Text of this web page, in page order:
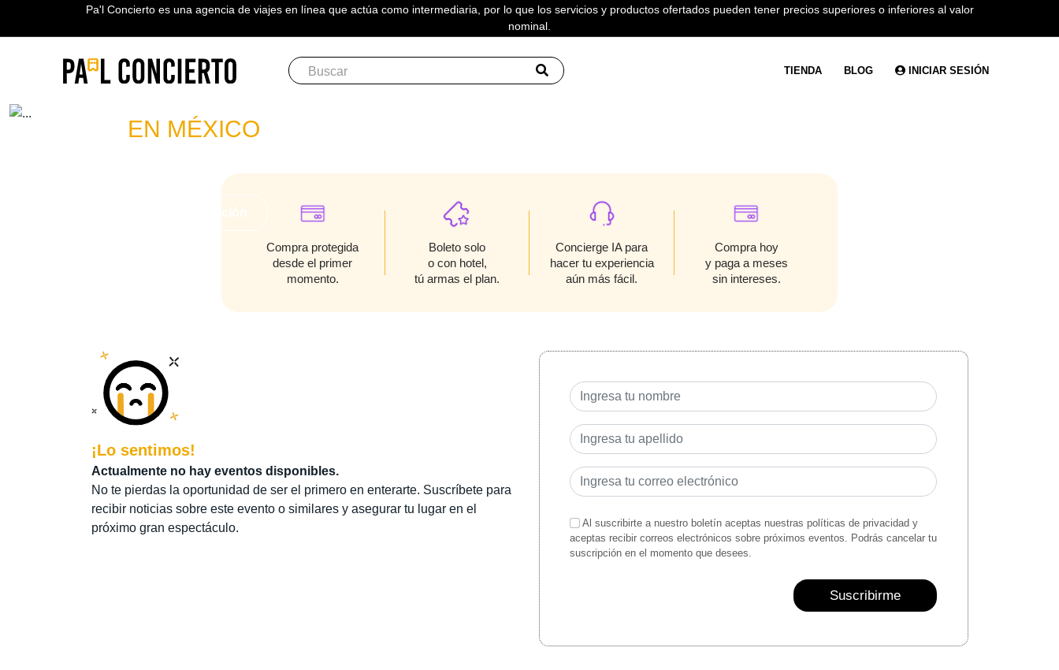
Pa'l Concierto es una agencia de viajes en línea que actúa como intermediaria, por lo que los servicios y productos ofertados pueden tener precios superiores o inferiores al valor
nominal.
TIENDA BLOG INICIAR SESIÓN
Boletos
PICUS
EN MÉXICO
Compra protegida
desde el primer
momento.
Boleto solo
o con hotel,
tú armas el plan.
Concierge IA para
hacer tu experiencia
aún más fácil.
Compra hoy
y paga a meses
sin intereses.
¡Lo sentimos!
Actualmente no hay eventos disponibles.
No te pierdas la oportunidad de ser el primero en enterarte. Suscríbete para
recibir noticias sobre este evento o similares y asegurar tu lugar en el
próximo gran espectáculo.
Al suscribirte a nuestro boletín aceptas nuestras políticas de privacidad y
aceptas recibir correos electrónicos sobre próximos eventos. Podrás cancelar tu
suscripción en el momento que desees.
Suscribirme